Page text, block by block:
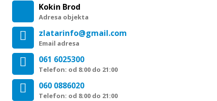
Kokin Brod
Adresa objekta
zlatarinfo@gmail.com
Email adresa
061 6025300
Telefon: od 8:00 do 21:00
060 0886020
Telefon: od 8:00 do 21:00